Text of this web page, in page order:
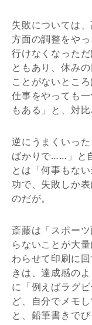
失敗については
方面の調整をや
行けなくなった
ともあり、休み
ことがないとこ
仕事をやっても
もある」と、対
逆にうまくいっ
ばかりで……」と
とは「何事もな
功で、失敗しか
のだが。
斎藤は「スポー
らないことが大
わらせて印刷に
きは、達成感の
に「例えばラグ
ど、自分でメモ
と、鉛筆書きで